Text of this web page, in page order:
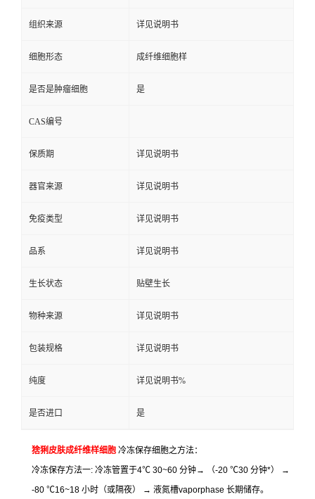
组织来源 详见说明书
细胞形态 成纤维细胞样
是否是肿瘤细胞 是
CAS编号
保质期 详见说明书
器官来源 详见说明书
免疫类型 详见说明书
品系 详见说明书
生长状态 贴壁生长
物种来源 详见说明书
包装规格 详见说明书
纯度 详见说明书%
是否进口 是
猞猁皮肤成纤维样细胞 冷冻保存细胞之方法：
冷冻保存方法一: 冷冻管置于4℃ 30~60 分钟→ （-20 ℃30 分钟*）
→
-80 ℃16~18 小时（或隔夜） → 液氮槽vaporphase 长期储存。